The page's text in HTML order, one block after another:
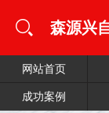
森源兴
网站首页
成功案例